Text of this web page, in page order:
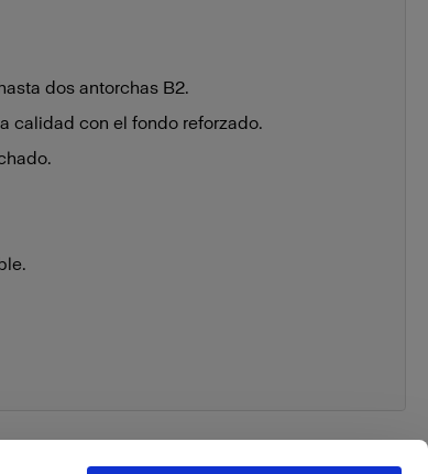
dos antorchas B2.
calidad con el fondo reforzado.